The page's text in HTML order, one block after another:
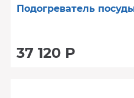
Подогреватель посуды
37 120 Р